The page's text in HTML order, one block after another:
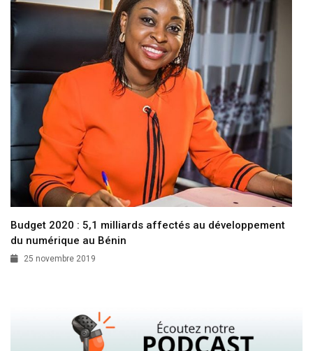
Budget 2020 : 5,1 milliards affectés au développement
du numérique au Bénin
25 novembre 2019